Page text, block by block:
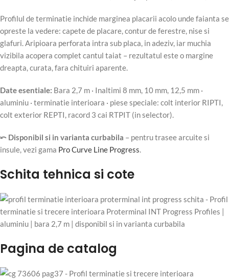
Profilul de terminatie inchide marginea placarii acolo unde faianta se
opreste la vedere: capete de placare, contur de ferestre, nise si
glafuri. Aripioara perforata intra sub placa, in adeziv, iar muchia
vizibila acopera complet cantul taiat – rezultatul este o margine
dreapta, curata, fara chituiri aparente.
Date esentiale: Bara 2,7 m · Inaltimi 8 mm, 10 mm, 12,5 mm ·
aluminiu · terminatie interioara · piese speciale: colt interior RIPTI,
colt exterior REPTI, racord 3 cai RTPIT (in selector).
⤺ Disponibil si in varianta curbabila – pentru trasee arcuite si
insule, vezi gama Pro Curve Line Progress.
Schita tehnica si cote
Pagina de catalog